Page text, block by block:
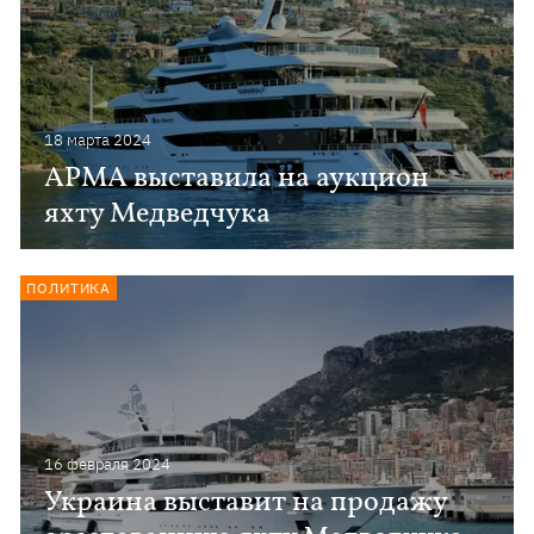
18 марта 2024
АРМА выставила на аукцион
яхту Медведчука
16 февраля 2024
Украина выставит на продажу
ПОЛИТИКА